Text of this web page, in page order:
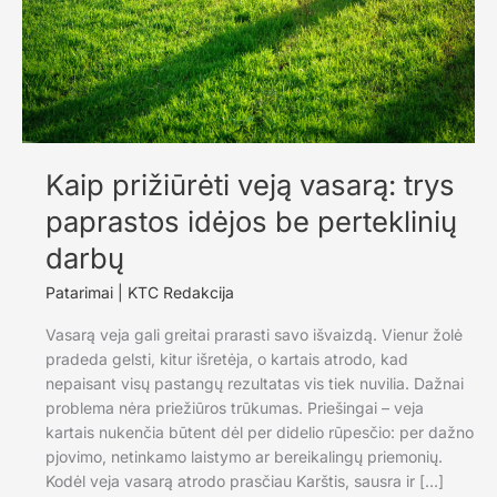
Kaip prižiūrėti veją vasarą: trys
paprastos idėjos be perteklinių
darbų
Patarimai KTC Redakcija
Vasarą veja gali greitai prarasti savo išvaizdą. Vienur žolė
pradeda gelsti, kitur išretėja, o kartais atrodo, kad
nepaisant visų pastangų rezultatas vis tiek nuvilia. Dažnai
problema nėra priežiūros trūkumas. Priešingai – veja
kartais nukenčia būtent dėl per didelio rūpesčio: per dažno
pjovimo, netinkamo laistymo ar bereikalingų priemonių.
Kodėl veja vasarą atrodo prasčiau Karštis, sausra ir […]